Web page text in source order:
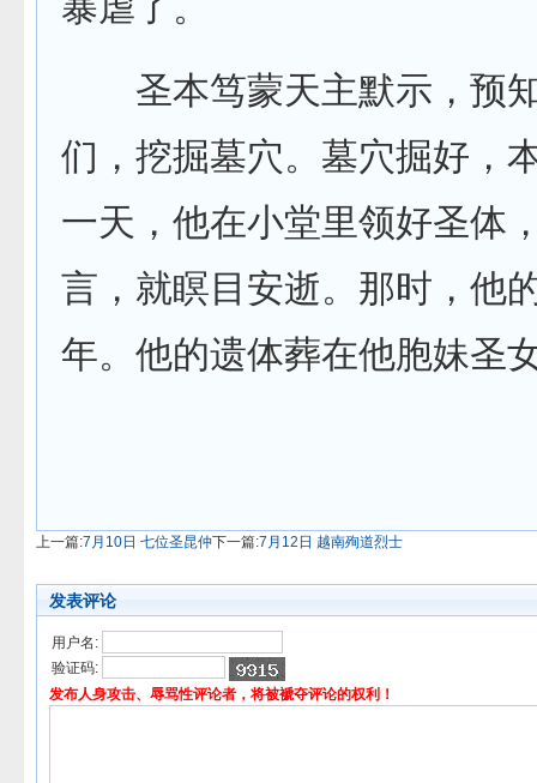
圣本笃蒙天主默示，预知
们，挖掘墓穴。墓穴掘好，
一天，他在小堂里领好圣体
言，就瞑目安逝。那时，他
年。他的遗体葬在他胞妹圣
上一篇:7月10日 七位圣昆仲下一篇:7月12日 越南殉道烈士
发表评论
用户名:
验证码:
发布人身攻击、辱骂性评论者，将被褫夺评论的权利！